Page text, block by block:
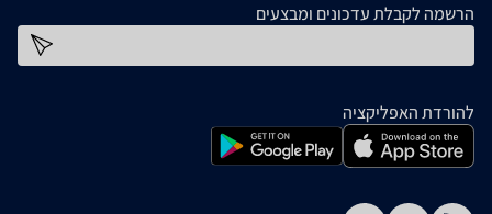
הרשמה לקבלת עדכונים ומבצעים
להורדת האפליקציה